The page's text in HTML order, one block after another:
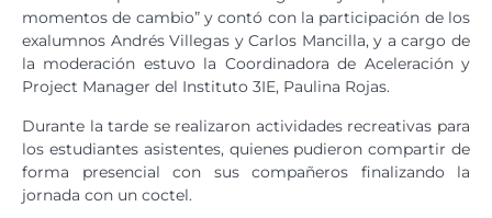
momentos de cambio” y contó con la participación de los
exalumnos Andrés Villegas y Carlos Mancilla, y a cargo de
la moderación estuvo la Coordinadora de Aceleración y
Project Manager del Instituto 3IE, Paulina Rojas.
Durante la tarde se realizaron actividades recreativas para
los estudiantes asistentes, quienes pudieron compartir de
forma presencial con sus compañeros finalizando la
jornada con un coctel.